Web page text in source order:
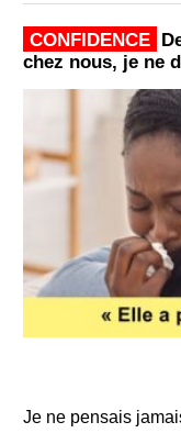
CONFIDENCE
chez nous, je ne
Je ne pensais